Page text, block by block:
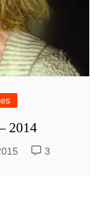
2014
3